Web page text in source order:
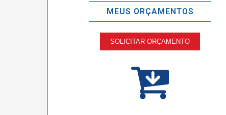
MEUS ORÇAMENTOS
SOLICITAR ORÇAMENTO